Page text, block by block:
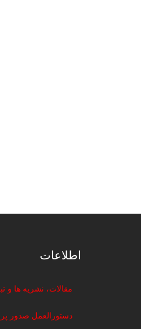
اطلاعات
مقالات، نشریه ها و
دستورالعمل صدور